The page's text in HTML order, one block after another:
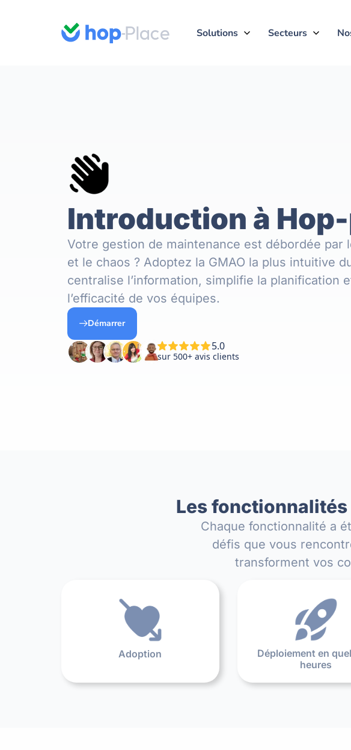
Solutions Secteurs
Introduction à
Votre gestion de maintenance est débordée par
et le chaos ? Adoptez la GMAO la plus intuitive
centralise l’information, simplifie la planification
l’efficacité de vos équipes.
Démarrer
Les
Chaque fonctionnalité a
défis que vous
transforment vos
Adoption
Déploiement en
heures